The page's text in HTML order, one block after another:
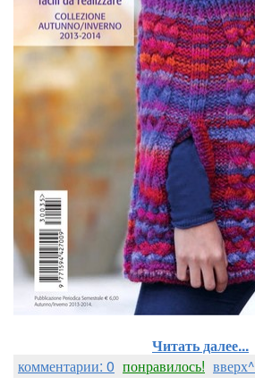
Читать далее...
комментарии: 0 понравилось! вверх^